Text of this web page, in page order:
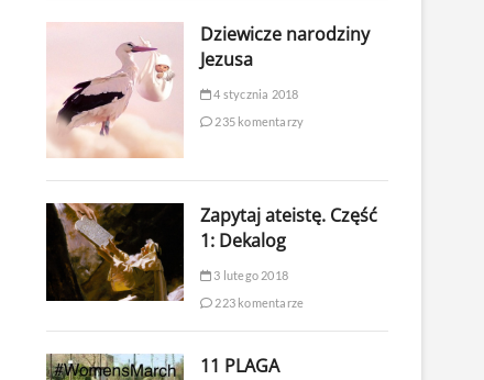
Dziewicze narodziny
Jezusa
4 stycznia 2018
235 komentarzy
Zapytaj ateistę. Część
1: Dekalog
3 lutego 2018
223 komentarze
11 PLAGA